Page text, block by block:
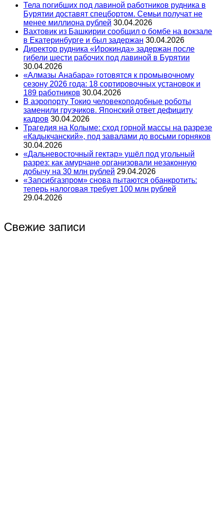
Тела погибших под лавиной работников рудника в
Бурятии доставят спецбортом. Семьи получат не
менее миллиона рублей 30.04.2026
Вахтовик из Башкирии сообщил о бомбе на вокзале
в Екатеринбурге и был задержан 30.04.2026
Директор рудника «Ирокинда» задержан после
гибели шести рабочих под лавиной в Бурятии
30.04.2026
«Алмазы Анабара» готовятся к промывочному
сезону 2026 года: 18 сортировочных установок и
189 работников 30.04.2026
В аэропорту Токио человекоподобные роботы
заменили грузчиков. Японский ответ дефициту
кадров 30.04.2026
Трагедия на Колыме: сход горной массы на разрезе
«Кадыкчанский», под завалами до восьми горняков
30.04.2026
«Дальневосточный гектар» ушёл под угольный
разрез: как амурчане организовали незаконную
добычу на 30 млн рублей 29.04.2026
«Запсибгазпром» снова пытаются обанкротить:
теперь налоговая требует 100 млн рублей
29.04.2026
Свежие записи